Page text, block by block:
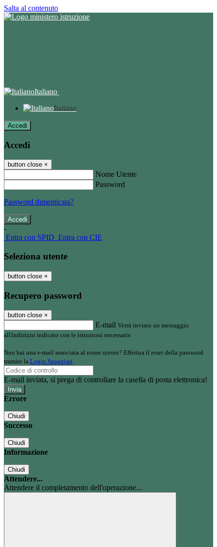
Salta al contenuto
Italiano
Italiano
Accedi
Accedi
button close ×
Nome Utente
Password
Password dimenticata?
-
Entra con SPID Entra con CIE
Seleziona utente
button close ×
Recupero password
button close ×
E-mail Verrà inviato un messaggio
all'indirizzo indicato con le istruzioni necessarie.
Non hai una e-mail associata al nome utente? Effettua il reset della password
tramite la Login Spaggiari
E-mail inviata, si prega di controllare la casella di posta elettronica!
Errore
Chiudi
Successo
Chiudi
Informazione
Chiudi
Attendere...
Attendere il completamento dell'operazione...